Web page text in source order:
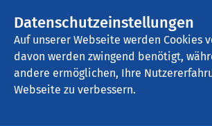
Datenschutzeinstellungen
Auf unserer Webseite werden Cookies
davon werden zwingend benötigt,
andere ermöglichen, Ihre
Webseite zu verbessern.